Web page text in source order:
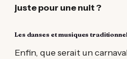
juste pour une nuit ?
Les danses et musiques
Enfin, que serait un